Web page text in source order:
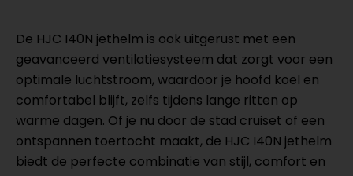
De HJC I40N jethelm is ook uitgerust met een
geavanceerd ventilatiesysteem dat zorgt voor een
optimale luchtstroom, waardoor je hoofd koel en
comfortabel blijft, zelfs tijdens lange ritten op
warme dagen. Of je nu door de stad cruiset of een
ontspannen toertocht maakt, de HJC I40N jethelm
biedt de perfecte combinatie van stijl, comfort en